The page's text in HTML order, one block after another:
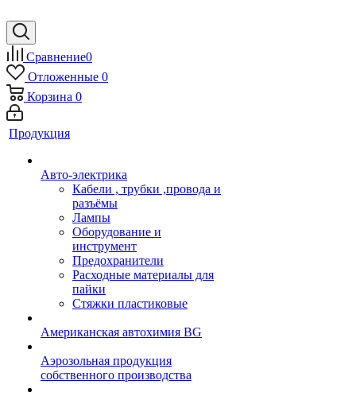
Сравнение0
Отложенные 0
Корзина 0
Продукция
Авто-электрика
Кабели , трубки ,провода и
разъёмы
Лампы
Оборудование и
инструмент
Предохранители
Расходные материалы для
пайки
Стяжки пластиковые
Американская автохимия BG
Аэрозольная продукция
собственного производства